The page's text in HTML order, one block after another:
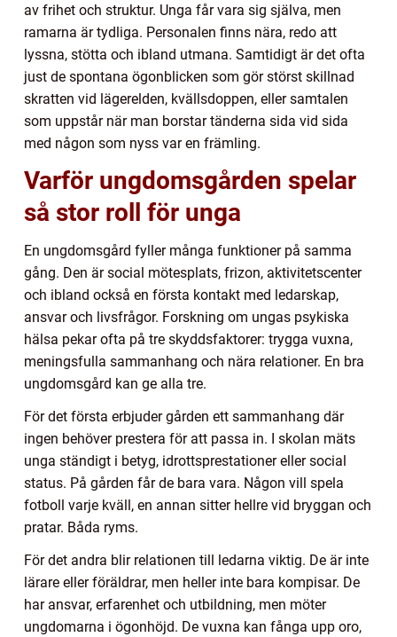
av frihet och struktur. Unga får vara sig själva, men
ramarna är tydliga. Personalen finns nära, redo att
lyssna, stötta och ibland utmana. Samtidigt är det ofta
just de spontana ögonblicken som gör störst skillnad
skratten vid lägerelden, kvällsdoppen, eller samtalen
som uppstår när man borstar tänderna sida vid sida
med någon som nyss var en främling.
Varför ungdomsgården spelar
så stor roll för unga
En ungdomsgård fyller många funktioner på samma
gång. Den är social mötesplats, frizon, aktivitetscenter
och ibland också en första kontakt med ledarskap,
ansvar och livsfrågor. Forskning om ungas psykiska
hälsa pekar ofta på tre skyddsfaktorer: trygga vuxna,
meningsfulla sammanhang och nära relationer. En bra
ungdomsgård kan ge alla tre.
För det första erbjuder gården ett sammanhang där
ingen behöver prestera för att passa in. I skolan mäts
unga ständigt i betyg, idrottsprestationer eller social
status. På gården får de bara vara. Någon vill spela
fotboll varje kväll, en annan sitter hellre vid bryggan och
pratar. Båda ryms.
För det andra blir relationen till ledarna viktig. De är inte
lärare eller föräldrar, men heller inte bara kompisar. De
har ansvar, erfarenhet och utbildning, men möter
ungdomarna i ögonhöjd. De vuxna kan fånga upp oro,